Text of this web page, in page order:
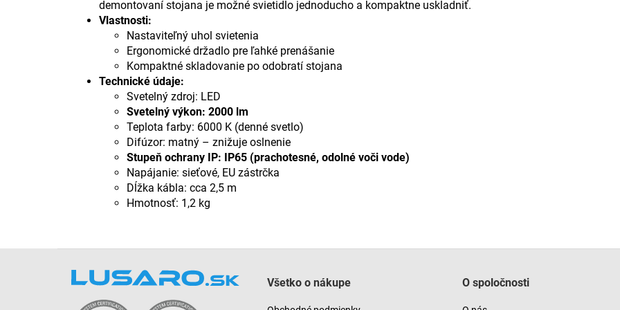
demontovaní stojana je možné svietidlo jednoducho a kompaktne uskladniť.
Vlastnosti:
Nastaviteľný uhol svietenia
Ergonomické držadlo pre ľahké prenášanie
Kompaktné skladovanie po odobratí stojana
Technické údaje:
Svetelný zdroj: LED
Svetelný výkon: 2000 lm
Teplota farby: 6000 K (denné svetlo)
Difúzor: matný – znižuje oslnenie
Stupeň ochrany IP: IP65 (prachotesné, odolné voči vode)
Napájanie: sieťové, EU zástrčka
Dĺžka kábla: cca 2,5 m
Hmotnosť: 1,2 kg
Všetko o nákupe O spoločnosti